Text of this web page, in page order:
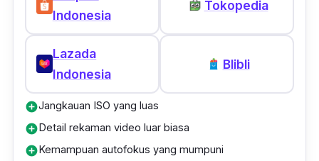
dengan fungsi tertentu melaluiswipeempat
arah.
Indonesia
Tokopedia
Lazada
Indonesia
Blibli
add_circleJangkauan ISO yang luas
add_circleDetail rekaman video luar biasa
add_circleKemampuan autofokus yang mumpuni